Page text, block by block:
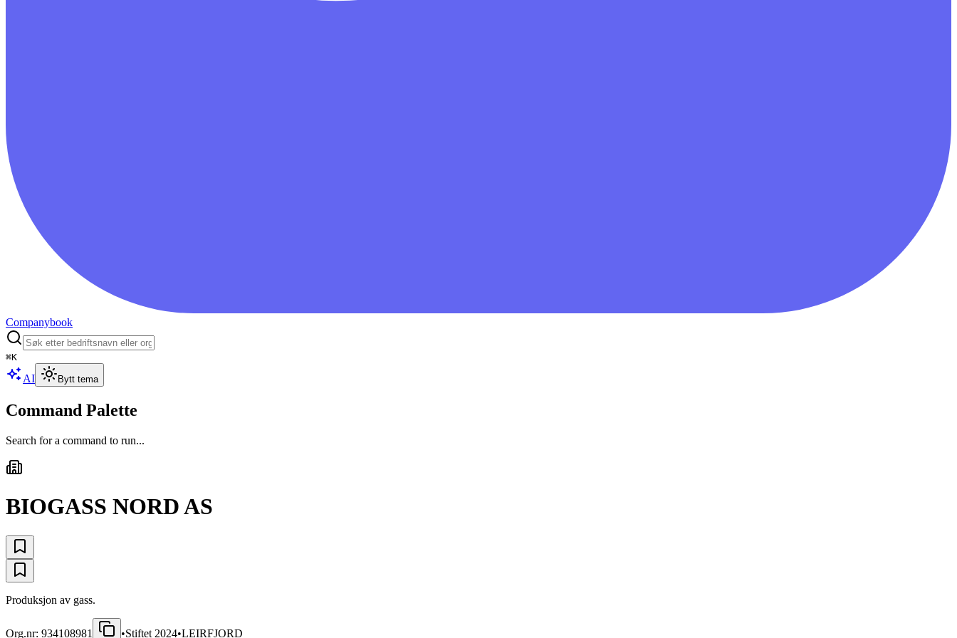
Companybook
⌘K
AI Bytt tema
Command Palette
Search for a command to run...
BIOGASS NORD AS
Produksjon av gass.
Org.nr: 934108981 •Stiftet 2024•LEIRFJORD